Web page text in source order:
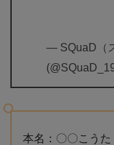
— SQuaD（
本名：〇〇こうた